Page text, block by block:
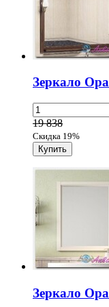
Зеркало
19 838
Скидка 19%
Зеркало